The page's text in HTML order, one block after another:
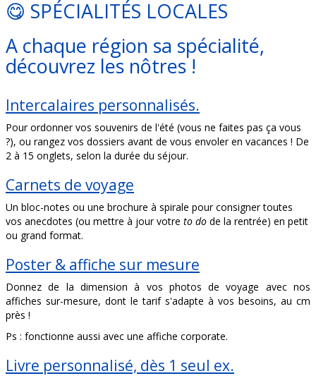
😋 SPÉCIALITÉS LOCALES
A chaque région sa spécialité,
découvrez les nôtres !
Intercalaires personnalisés.
Pour ordonner vos souvenirs de l'été (vous ne faites pas ça vous
?), ou rangez vos dossiers avant de vous envoler en vacances ! De
2 à 15 onglets, selon la durée du séjour.
Carnets de voyage
Un bloc-notes ou une brochure à spirale pour consigner toutes
vos anecdotes (ou mettre à jour votre to do de la rentrée) en petit
ou grand format.
Poster & affiche sur mesure
Donnez de la dimension à vos photos de voyage avec nos
affiches sur-mesure, dont le tarif s'adapte à vos besoins, au cm
près !
Ps : fonctionne aussi avec une affiche corporate.
Livre personnalisé, dès 1 seul ex.